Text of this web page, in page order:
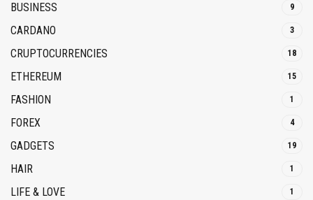
BUSINESS 9
CARDANO 3
CRUPTOCURRENCIES 18
ETHEREUM 15
FASHION 1
FOREX 4
GADGETS 19
HAIR 1
LIFE & LOVE 1